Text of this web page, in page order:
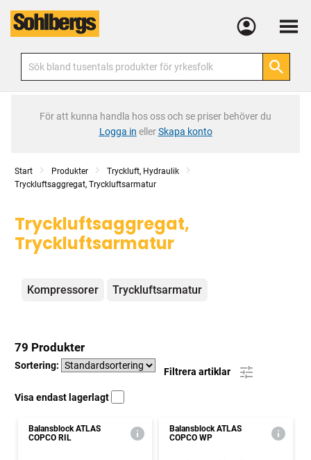
Meny
För att kunna handla hos oss och se priser behöver du
Logga in ellerSkapa konto
Start Produkter
Tryckluft, Hydraulik
Tryckluftsaggregat, Tryckluftsarmatur
Tryckluftsaggregat,
Tryckluftsarmatur
Kategorier
Kompressorer Tryckluftsarmatur
79 Produkter
Sortering:
Filtrera artiklar
Visa endast lagerlagt
Balansblock ATLAS
COPCO RIL
Balansblock ATLAS
COPCO WP